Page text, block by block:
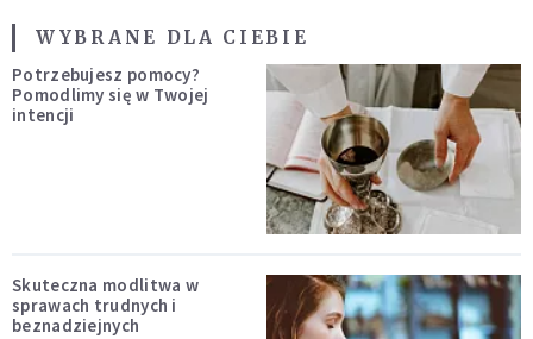
WYBRANE DLA CIEBIE
Potrzebujesz pomocy?
Pomodlimy się w Twojej
intencji
Skuteczna modlitwa w
sprawach trudnych i
beznadziejnych